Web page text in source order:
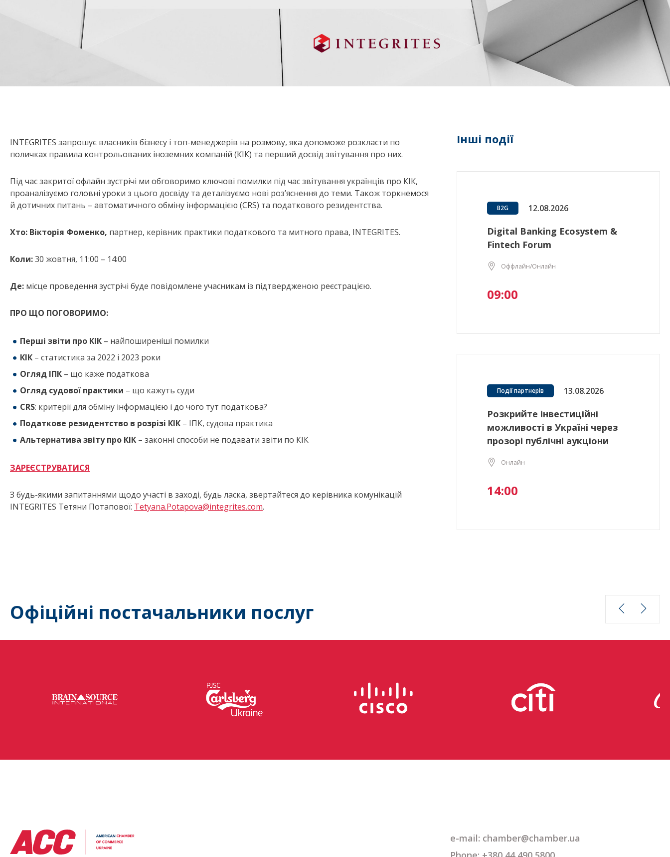
INTEGRITES запрошує власників бізнесу і топ-менеджерів на розмову, яка допоможе розкласти по
поличках правила контрольованих іноземних компаній (КІК) та перший досвід звітування про них.
Під час закритої офлайн зустрічі ми обговоримо ключові помилки під час звітування українців про КІК,
проаналізуємо головні уроки з цього досвіду та деталізуємо нові роз’яснення до теми. Також торкнемося
й дотичних питань – автоматичного обміну інформацією (CRS) та податкового резидентства.
Хто: Вікторія Фоменко, партнер, керівник практики податкового та митного права, INTEGRITES.
Коли:30 жовтня, 11:00 – 14:00
Де: місце проведення зустрічі буде повідомлене учасникам із підтвердженою реєстрацією.
ПРО ЩО ПОГОВОРИМО:
Перші звіти про КІК – найпоширеніші помилки
КІК – статистика за 2022 і 2023 роки
Огляд ІПК – що каже податкова
Огляд судової практики – що кажуть суди
СRS: критерії для обміну інформацією і до чого тут податкова?
Податкове резидентство в розрізі КІК – ІПК, судова практика
Альтернатива звіту про КІК – законні способи не подавати звіти по КІК
ЗАРЕЄСТРУВАТИСЯ
З будь-якими запитаннями щодо участі в заході, будь ласка, звертайтеся до керівника комунікацій
INTEGRITES Тетяни Потапової: Tetyana.Potapova@integrites.com.
Інші події
B2G 12.08.2026
Digital Banking Ecosystem &
Fintech Forum
Оффлайн/Онлайн
09:00
Події партнерів 13.08.2026
Розкрийте інвестиційні
можливості в Україні через
прозорі публічні аукціони
Онлайн
14:00
Офіційні постачальники послуг
e-mail: chamber@chamber.ua